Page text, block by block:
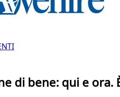
di bene: qui e ora.